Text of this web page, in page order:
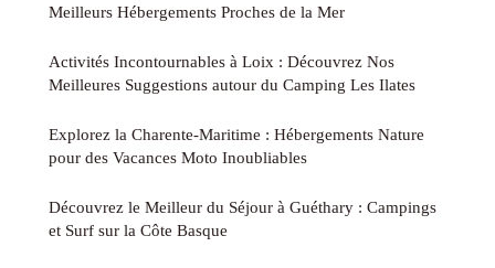
Meilleurs Hébergements Proches de la Mer
Activités Incontournables à Loix : Découvrez Nos
Meilleures Suggestions autour du Camping Les Ilates
Explorez la Charente-Maritime : Hébergements Nature
pour des Vacances Moto Inoubliables
Découvrez le Meilleur du Séjour à Guéthary : Campings
et Surf sur la Côte Basque